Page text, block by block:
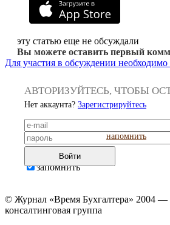
эту статью еще не обсуждали
Вы можете оставить первый
Для участия в обсуждении необходимо
АВТОРИЗУЙТЕСЬ, ЧТОБЫ
Нет аккаунта? Зарегистрируйтесь
напомнить
Войти
запомнить
© Журнал «Время Бухгалтера» 2004
консалтинговая группа